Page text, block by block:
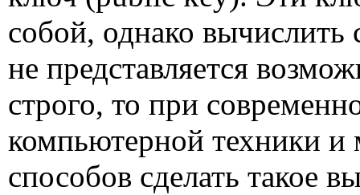
собой, однако
не представляется
строго, то при
компьютерной техники и
способов сделать такое